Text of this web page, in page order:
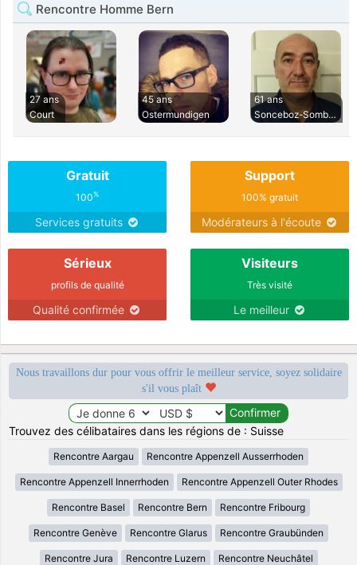
Rencontre Homme Bern
27 ans
Court
45 ans
Ostermundigen
61 ans
Sonceboz-Sombev
Gratuit
100%
Services gratuits
Support
100% gratuit
Modérateurs à l'écoute
Sérieux
profils de qualité
Qualité confirmée
Visiteurs
Très visité
Le meilleur
Nous travaillons dur pour vous offrir le meilleur service, soyez solidaire
s'il vous plaît
Trouvez des célibataires dans les régions de : Suisse
Rencontre Aargau Rencontre Appenzell Ausserrhoden
Rencontre Appenzell Innerrhoden Rencontre Appenzell Outer Rhodes
Rencontre Basel Rencontre Bern Rencontre Fribourg
Rencontre Genève Rencontre Glarus Rencontre Graubünden
Rencontre Jura Rencontre Luzern Rencontre Neuchâtel